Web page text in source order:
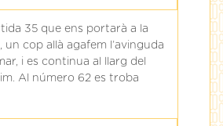
35 que ens portarà a la
un cop allà agafem l’avinguda
i es continua al llarg del
Al número 62 es troba